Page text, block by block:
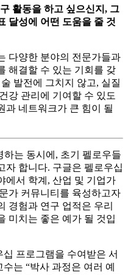
활동을 하고 싶으신지, 그
달성에 어떤 도움을 줄 것
다양한 분야의 전문가들과
해결할 수 있는 기회를 갖
발전에 그치지 않고, 실질
강 관리에 기여할 수 있도
과 네트워크가 큰 힘이 될
하는 동시에, 초기 펠로우들
자 합니다. 구글은 펠로우십
에서 학계, 산업 및 기업가
가 커뮤니티를 육성하고자
경험과 연구 업적은 우리
미치는 좋은 예가 될 것입
프로그램을 수여받은 서
수는 “박사 과정은 여러 예